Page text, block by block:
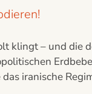
klingt – und die
iranische